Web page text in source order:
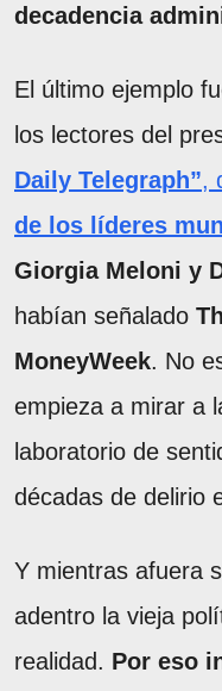
decadencia
El último ejemplo
los lectores del
Daily Telegraph”,
de los líderes
Giorgia Meloni y
habían señalado
MoneyWeek. No
empieza a mirar a
laboratorio de
décadas de delirio
Y mientras afuera
adentro la vieja
realidad. Por eso